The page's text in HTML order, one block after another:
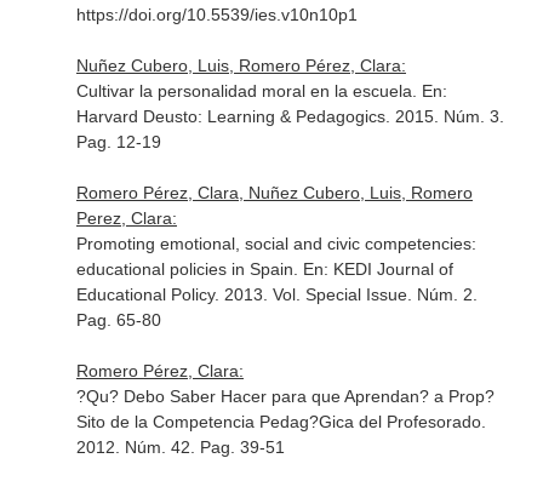
https://doi.org/10.5539/ies.v10n10p1
Nuñez Cubero, Luis, Romero Pérez, Clara:
Cultivar la personalidad moral en la escuela. En:
Harvard Deusto: Learning & Pedagogics. 2015. Núm. 3.
Pag. 12-19
Romero Pérez, Clara, Nuñez Cubero, Luis, Romero
Perez, Clara:
Promoting emotional, social and civic competencies:
educational policies in Spain. En: KEDI Journal of
Educational Policy. 2013. Vol. Special Issue. Núm. 2.
Pag. 65-80
Romero Pérez, Clara:
?Qu? Debo Saber Hacer para que Aprendan? a Prop?
Sito de la Competencia Pedag?Gica del Profesorado.
2012. Núm. 42. Pag. 39-51